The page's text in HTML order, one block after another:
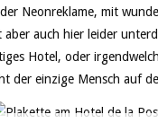
Neonreklame, mit
auch hier leider
Hotel, oder
der einzige Mensch auf